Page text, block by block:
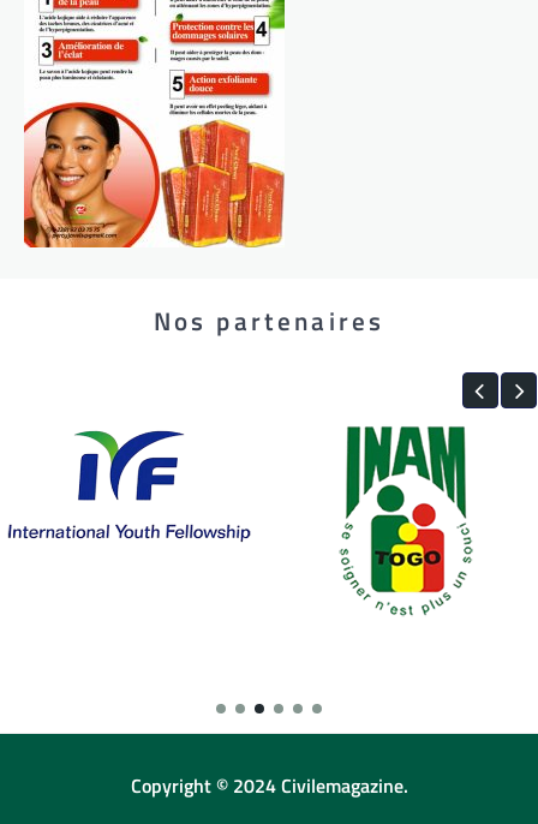
Nos partenaires
Copyright © 2024 Civilemagazine.